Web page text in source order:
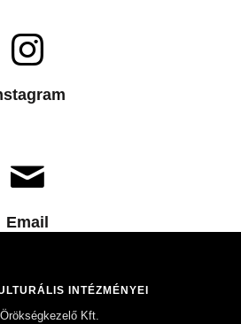
Email
INTÉZMÉNYEI
Kft.